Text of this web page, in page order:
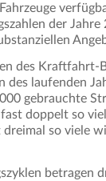
der Jahre
des Kraftfahrt-
des laufenden
gebrauchte
doppelt so
so viele
betragen